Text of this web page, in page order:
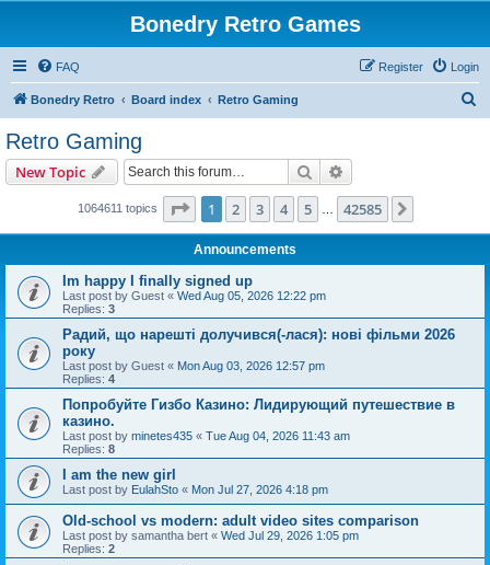
Bonedry Retro Games
FAQ Login
Register
Bonedry Retro Board index Retro Gaming
Retro Gaming
New Topic Search
1064611 topics Page 1of 42585
1 2 3 4 5 42585
Announcements
Im happy I finally signed up
Last post by Guest « Wed Aug 05, 2026 12:22 pm
Replies: 3
Радий, що нарешті долучився(-лася): нові фільми 2026
року
Last post by Guest « Mon Aug 03, 2026 12:57 pm
Replies: 4
Попробуйте Гизбо Казино: Лидирующий путешествие в
казино.
Last post by minetes435 « Tue Aug 04, 2026 11:43 am
Replies: 8
I am the new girl
Last post by EulahSto « Mon Jul 27, 2026 4:18 pm
Old-school vs modern: adult video sites comparison
Last post by samantha bert « Wed Jul 29, 2026 1:05 pm
Replies: 2